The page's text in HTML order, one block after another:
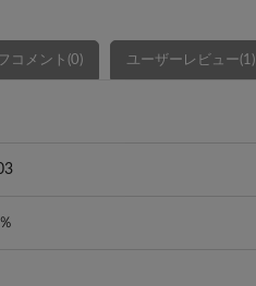
コメント(0) ユーザーレビュー(1)